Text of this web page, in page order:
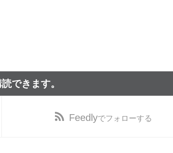
できます。
Feedlyでフォローする